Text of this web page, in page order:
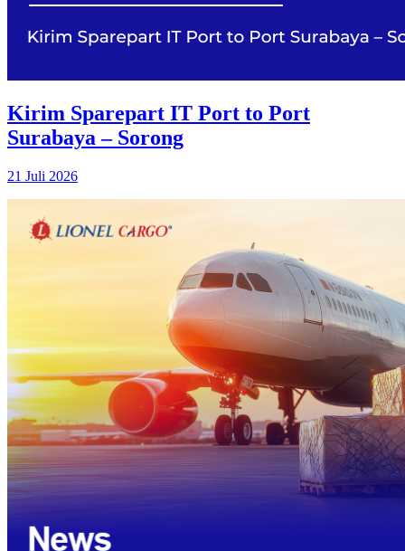
Kirim Sparepart IT Port to Port
Surabaya – Sorong
21 Juli 2026